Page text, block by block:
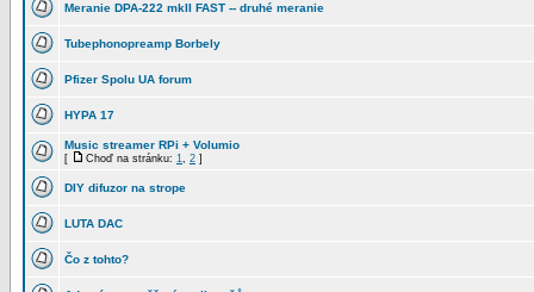
Meranie DPA-222 mkII FAST -- druhé meranie
Tubephonopreamp Borbely
Pfizer Spolu UA forum
HYPA 17
Music streamer RPi + Volumio
[ Choď na stránku: 1, 2 ]
DIY difuzor na strope
LUTA DAC
Čo z tohto?